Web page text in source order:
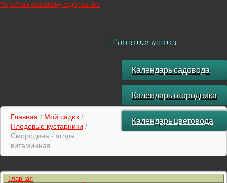
Перейти к основному содержанию
Главное меню
Календарь садовода
Календарь огородника
Календарь цветовода
Главная / Мой садик /
Плодовые кустарники /
Смородина - ягода
витаминная
Главная